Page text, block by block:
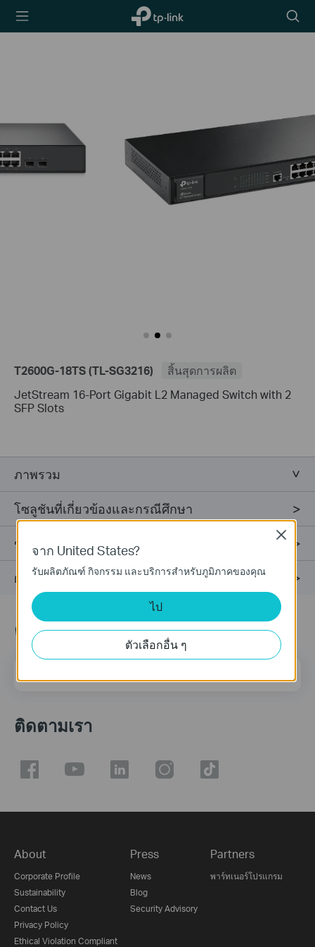
TP-Link,
Reliably
icon
T2600G-18TS (TL-SG3216)
สิ้นสุดการผลิต
JetStream 16-Port Gigabit L2 Managed Switch with 2
SFP Slots
ภาพรวม
โซลูชันที่เกี่ยวข้องและกรณีศึกษา
ข้อมูลจำเพาะ
ฝ่ายสนับสนุน
ติดตามข้อมูลข่าวสาร
ติดตามเรา
About
Corporate Profile
Sustainability
Contact Us
Privacy Policy
Ethical Violation Compliant
Press
News
Blog
Security Advisory
Partners
พาร์ทเนอร์โปรแกรม
จาก United States?
รับผลิตภัณฑ์ กิจกรรม และบริการสำหรับภูมิภาคของคุณ
ไป
ตัวเลือกอื่น ๆ
Close